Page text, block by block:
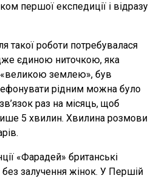
першої експедиції і відразу
такої роботи потребувалася
єдиною ниточкою, яка
«великою землею», був
рідним можна було
раз на місяць, щоб
5 хвилин. Хвилина розмови
«Фарадей» британські
залучення жінок. У Першій